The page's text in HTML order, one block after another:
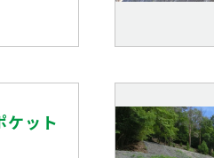
ケット